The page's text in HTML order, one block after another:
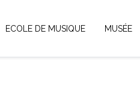
ECOLE DE MUSIQUE MUSÉE